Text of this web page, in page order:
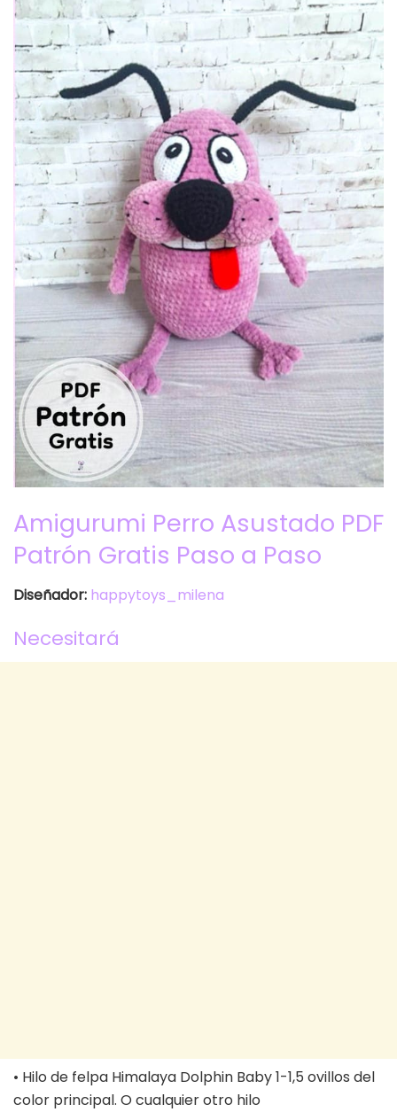
Amigurumi Perro Asustado PDF
Patrón Gratis Paso a Paso
Diseñador: happytoys_milena
Necesitará
• Hilo de felpa Himalaya Dolphin Baby 1-1,5 ovillos del
color principal. O cualquier otro hilo